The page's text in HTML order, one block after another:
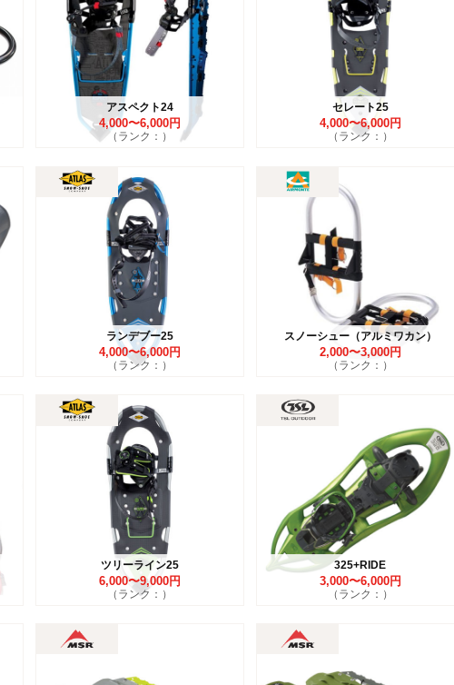
アスペクト24
4,000〜6,000円
（ランク：）
セレート25
4,000〜6,000円
（ランク：）
ランデブー25
4,000〜6,000円
（ランク：）
スノーシュー（アルミワカン）
2,000〜3,000円
（ランク：）
ツリーライン25
6,000〜9,000円
（ランク：）
325+RIDE
3,000〜6,000円
（ランク：）